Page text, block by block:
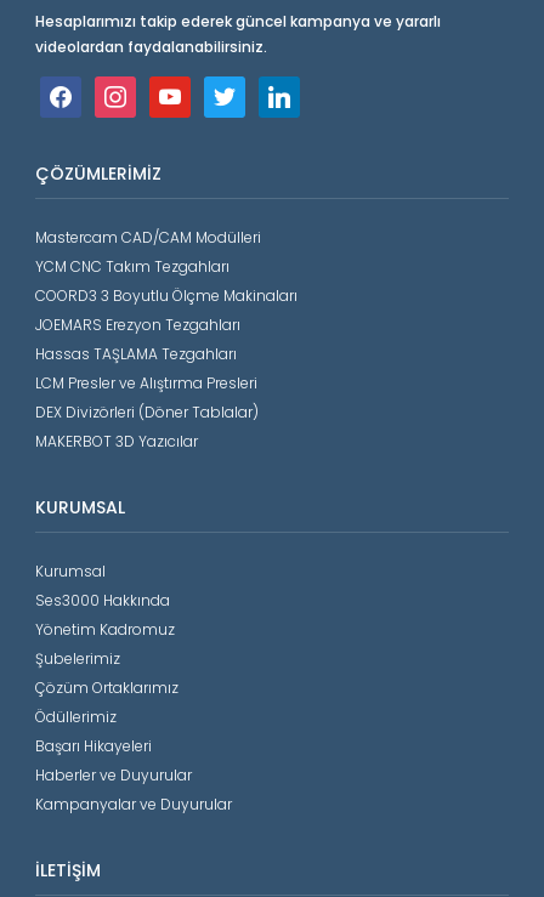
Hesaplarımızı takip ederek güncel kampanya ve yararlı
videolardan faydalanabilirsiniz.
facebookinstagramyoutube twitter linkedin
ÇÖZÜMLERIMIZ
Mastercam CAD/CAM Modülleri
YCM CNC Takım Tezgahları
COORD3 3 Boyutlu Ölçme Makinaları
JOEMARS Erezyon Tezgahları
Hassas TAŞLAMA Tezgahları
LCM Presler ve Alıştırma Presleri
DEX Divizörleri (Döner Tablalar)
MAKERBOT 3D Yazıcılar
KURUMSAL
Kurumsal
Ses3000 Hakkında
Yönetim Kadromuz
Şubelerimiz
Çözüm Ortaklarımız
Ödüllerimiz
Başarı Hikayeleri
Haberler ve Duyurular
Kampanyalar ve Duyurular
İLETIŞIM